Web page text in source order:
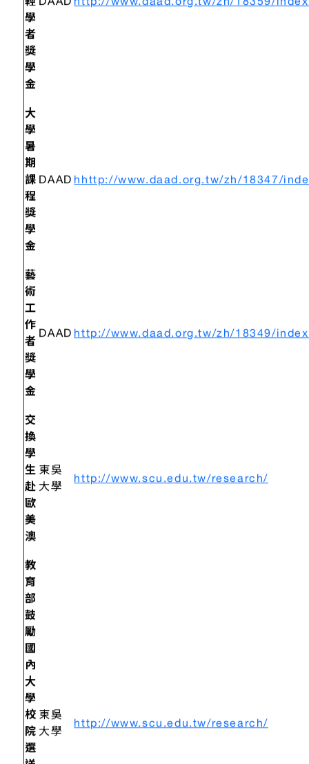
輕
學
者
獎
學
金
DAAD http://www.daad.org.tw/zh/18359/
大
學
暑
期
課
程
獎
學
金
DAAD hhttp://www.daad.org.tw/zh/18347/
藝
術
工
作
者
獎
學
金
DAAD http://www.daad.org.tw/zh/18349/
交
換
學
生
赴
歐
美
澳
東吳
大學
http://www.scu.edu.tw/research/
教
育
部
鼓
勵
國
內
大
學
校
院
選
東吳
大學
http://www.scu.edu.tw/research/